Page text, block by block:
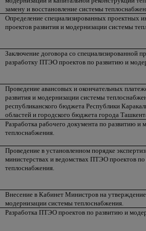
замену и восстановление системы
Определение специализированных проектных
проектов развития и модернизации системы
Заключение договора со специализированной
разработку ПТЭО проектов по развитию и
Проведение авансовых и окончательных
развития и модернизации системы
республиканского бюджета Республики
областей и городского бюджета города
Разработка рабочего документа по развитию и
теплоснабжения.
Проведение в установленном порядке
министерствах и ведомствах ПТЭО проектов
теплоснабжения.
Внесение в Кабинет Министров на
модернизации системы теплоснабжения.
Разработка ПТЭО проектов по развитию и